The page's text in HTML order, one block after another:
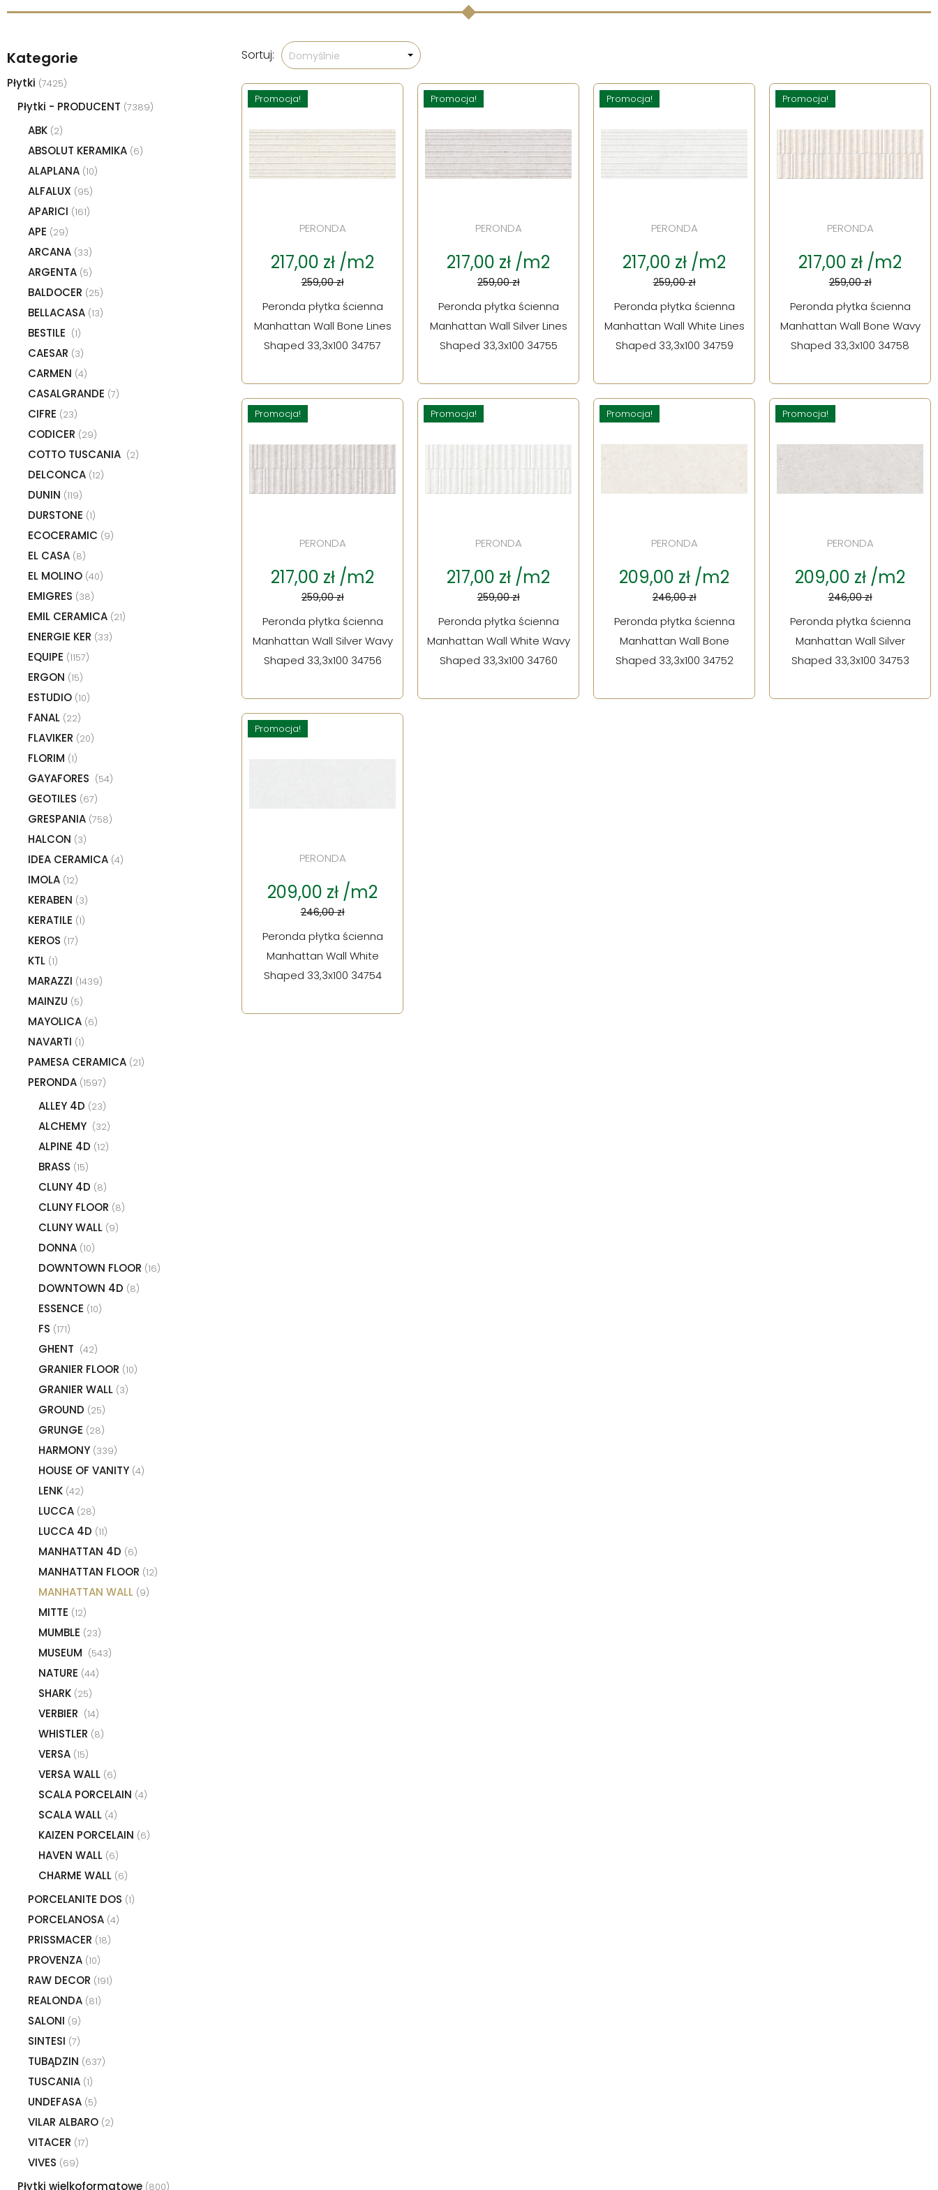
Kategorie
Płytki (7425)
Płytki - PRODUCENT (7389)
ABK (2)
ABSOLUT KERAMIKA (6)
ALAPLANA (10)
ALFALUX (95)
APARICI (161)
APE (29)
ARCANA (33)
ARGENTA (5)
BALDOCER (25)
BELLACASA (13)
BESTILE (1)
CAESAR (3)
CARMEN (4)
CASALGRANDE (7)
CIFRE (23)
CODICER (29)
COTTO TUSCANIA (2)
DELCONCA (12)
DUNIN (119)
DURSTONE (1)
ECOCERAMIC (9)
EL CASA (8)
EL MOLINO (40)
EMIGRES (38)
EMIL CERAMICA (21)
ENERGIE KER (33)
EQUIPE (1157)
ERGON (15)
ESTUDIO (10)
FANAL (22)
FLAVIKER (20)
FLORIM (1)
GAYAFORES (54)
GEOTILES (67)
GRESPANIA (758)
HALCON (3)
IDEA CERAMICA (4)
IMOLA (12)
KERABEN (3)
KERATILE (1)
KEROS (17)
KTL (1)
MARAZZI (1439)
MAINZU (5)
MAYOLICA (6)
NAVARTI (1)
PAMESA CERAMICA (21)
PERONDA (1597)
ALLEY 4D (23)
ALCHEMY (32)
ALPINE 4D (12)
BRASS (15)
CLUNY 4D (8)
CLUNY FLOOR (8)
CLUNY WALL (9)
DONNA (10)
DOWNTOWN FLOOR (16)
DOWNTOWN 4D (8)
ESSENCE (10)
FS (171)
GHENT (42)
GRANIER FLOOR (10)
GRANIER WALL (3)
GROUND (25)
GRUNGE (28)
HARMONY (339)
HOUSE OF VANITY (4)
LENK (42)
LUCCA (28)
LUCCA 4D (11)
MANHATTAN 4D (6)
MANHATTAN FLOOR (12)
MANHATTAN WALL (9)
MITTE (12)
MUMBLE (23)
MUSEUM (543)
NATURE (44)
SHARK (25)
VERBIER (14)
WHISTLER (8)
VERSA (15)
VERSA WALL (6)
SCALA PORCELAIN (4)
SCALA WALL (4)
KAIZEN PORCELAIN (6)
HAVEN WALL (6)
CHARME WALL (6)
PORCELANITE DOS (1)
PORCELANOSA (4)
PRISSMACER (18)
PROVENZA (10)
RAW DECOR (191)
REALONDA (81)
SALONI (9)
SINTESI (7)
TUBĄDZIN (637)
TUSCANIA (1)
UNDEFASA (5)
VILAR ALBARO (2)
VITACER (17)
VIVES (69)
Płytki wielkoformatowe (800)
Sortuj: Domyślnie
Promocja!
PERONDA
217,00 zł /m2
259,00 zł
Peronda płytka ścienna
Manhattan Wall Bone Lines
Shaped 33,3x100 34757
Promocja!
PERONDA
217,00 zł /m2
259,00 zł
Peronda płytka ścienna
Manhattan Wall Silver Lines
Shaped 33,3x100 34755
Promocja!
PERONDA
217,00 zł /m2
259,00 zł
Peronda płytka ścienna
Manhattan Wall White Lines
Shaped 33,3x100 34759
Promocja!
PERONDA
217,00 zł /m2
259,00 zł
Peronda płytka ścienna
Manhattan Wall Bone Wavy
Shaped 33,3x100 34758
Promocja!
PERONDA
217,00 zł /m2
259,00 zł
Peronda płytka ścienna
Manhattan Wall Silver Wavy
Shaped 33,3x100 34756
Promocja!
PERONDA
217,00 zł /m2
259,00 zł
Peronda płytka ścienna
Manhattan Wall White Wavy
Shaped 33,3x100 34760
Promocja!
PERONDA
209,00 zł /m2
246,00 zł
Peronda płytka ścienna
Manhattan Wall Bone
Shaped 33,3x100 34752
Promocja!
PERONDA
209,00 zł /m2
246,00 zł
Peronda płytka ścienna
Manhattan Wall Silver
Shaped 33,3x100 34753
Promocja!
PERONDA
209,00 zł /m2
246,00 zł
Peronda płytka ścienna
Manhattan Wall White
Shaped 33,3x100 34754